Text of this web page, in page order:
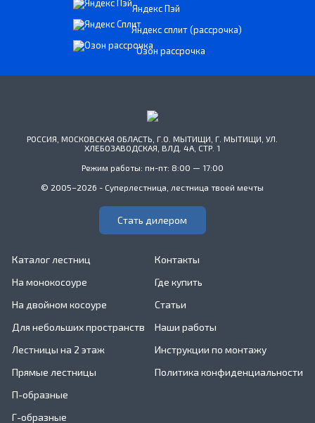
Яндекс Пэй
Яндекс сплит (рассрочка)
Озон рассрочка
РОССИЯ, МОСКОВСКАЯ ОБЛАСТЬ, Г.О. МЫТИЩИ, Г. МЫТИЩИ, УЛ.
ХЛЕБОЗАВОДСКАЯ, ВЛД. 4А, СТР. 1
Режим работы: пн-пт: 8:00 — 17:00
© 2005–2026 - Суперлестница, лестница твоей мечты
Стать дилером
Каталог лестниц
На монокосоуре
На двойном косоуре
Для небольших пространств
Лестницы на 2 этаж
Прямые лестницы
П-образные
Г-образные
Контакты
Где купить
Статьи
Наши работы
Инструкции по монтажу
Политика конфиденциальности